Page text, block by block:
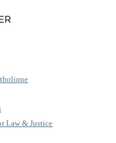
Law & Justice